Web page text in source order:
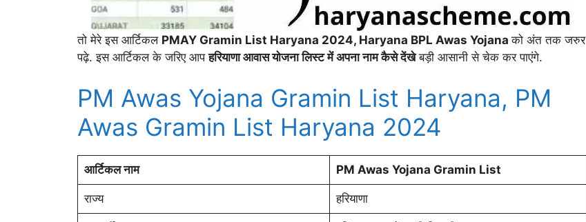
तो मेरे इस आर्टिकल PMAY Gramin List Haryana 2024, Haryana BPL Awas Yojanaको अंत तक जरुर
पढ़े. इस आर्टिकल के जरिए आपहरियाणा आवास योजना लिस्ट में अपना नाम कैसे देंखेबड़ी आसानी से चेक कर पाएंगे.
PM Awas Yojana Gramin List Haryana, PM
Awas Gramin List Haryana 2024
आर्टिकल नाम PM Awas Yojana Gramin List
राज्य हरियाणा